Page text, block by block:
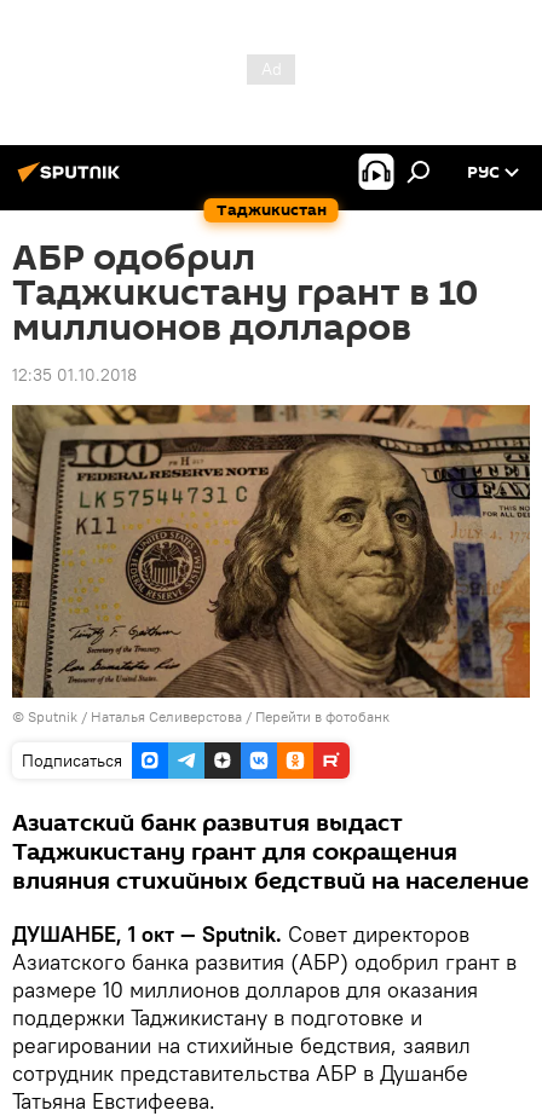
Таджикистан
РУС
АБР одобрил
Таджикистану грант в 10
миллионов долларов
12:35 01.10.2018
© Sputnik / Наталья Селиверстова / Перейти в фотобанк
Подписаться
Азиатский банк развития выдаст
Таджикистану грант для сокращения
влияния стихийных бедствий на население
ДУШАНБЕ, 1 окт — Sputnik. Совет директоров
Азиатского банка развития (АБР) одобрил грант в
размере 10 миллионов долларов для оказания
поддержки Таджикистану в подготовке и
реагировании на стихийные бедствия, заявил
сотрудник представительства АБР в Душанбе
Татьяна Евстифеева.